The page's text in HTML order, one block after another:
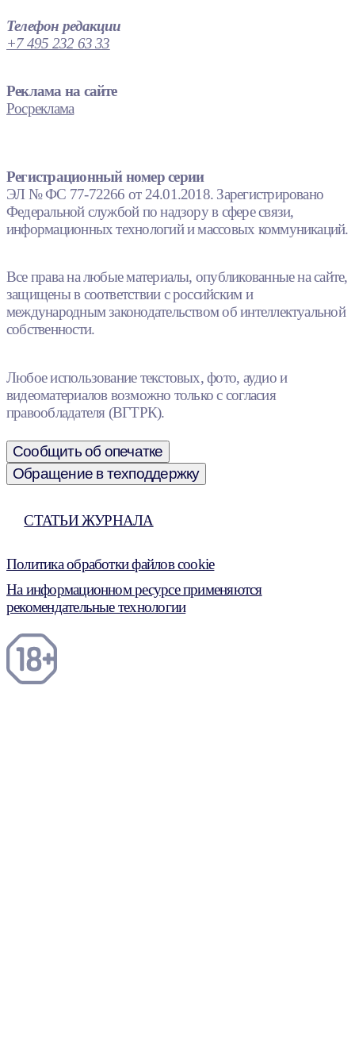
Телефон редакции
+7 495 232 63 33
Реклама на сайте
Росреклама
Регистрационный номер серии
ЭЛ № ФС 77-72266 от 24.01.2018. Зарегистрировано
Федеральной службой по надзору в сфере связи,
информационных технологий и массовых коммуникаций.
Все права на любые материалы, опубликованные на сайте,
защищены в соответствии с российским и
международным законодательством об интеллектуальной
собственности.
Любое использование текстовых, фото, аудио и
видеоматериалов возможно только с согласия
правообладателя (ВГТРК).
Сообщить об опечатке
Обращение в техподдержку
СТАТЬИ ЖУРНАЛА
Политика обработки файлов cookie
На информационном ресурсе применяются
рекомендательные технологии